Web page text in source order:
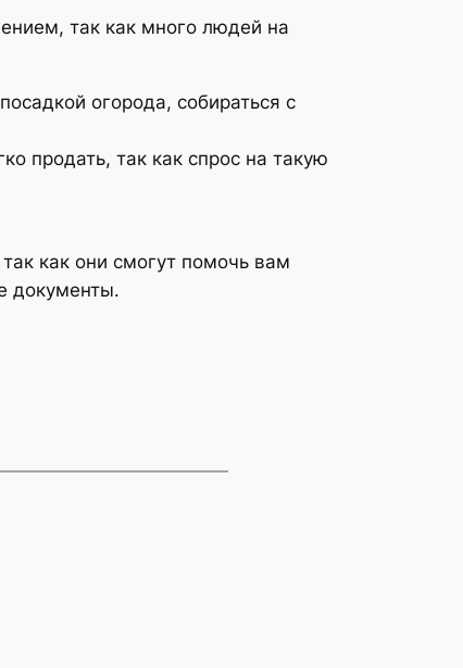
так как много людей на
огорода, собираться с
продать, так как спрос на такую
как они смогут помочь вам
документы.